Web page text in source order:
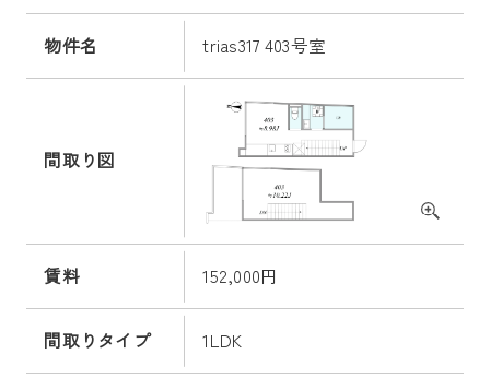
物件名 trias317 403号室
間取り図
賃料 152,000円
間取りタイプ 1LDK